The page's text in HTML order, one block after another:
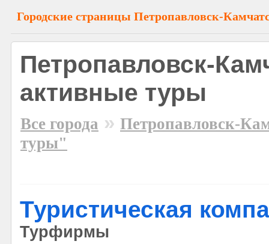
Городские страницы Петропавловск-
Петропавловск-
активные туры
Все города » Петропавловск-
туры"
Туристическая
Турфирмы